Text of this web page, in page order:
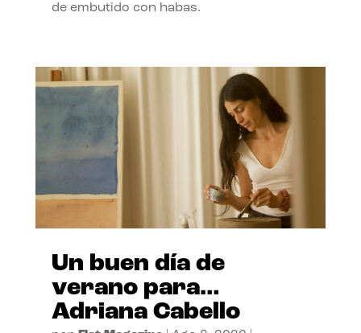
de embutido con habas.
Un buen día de
verano para…
Adriana Cabello